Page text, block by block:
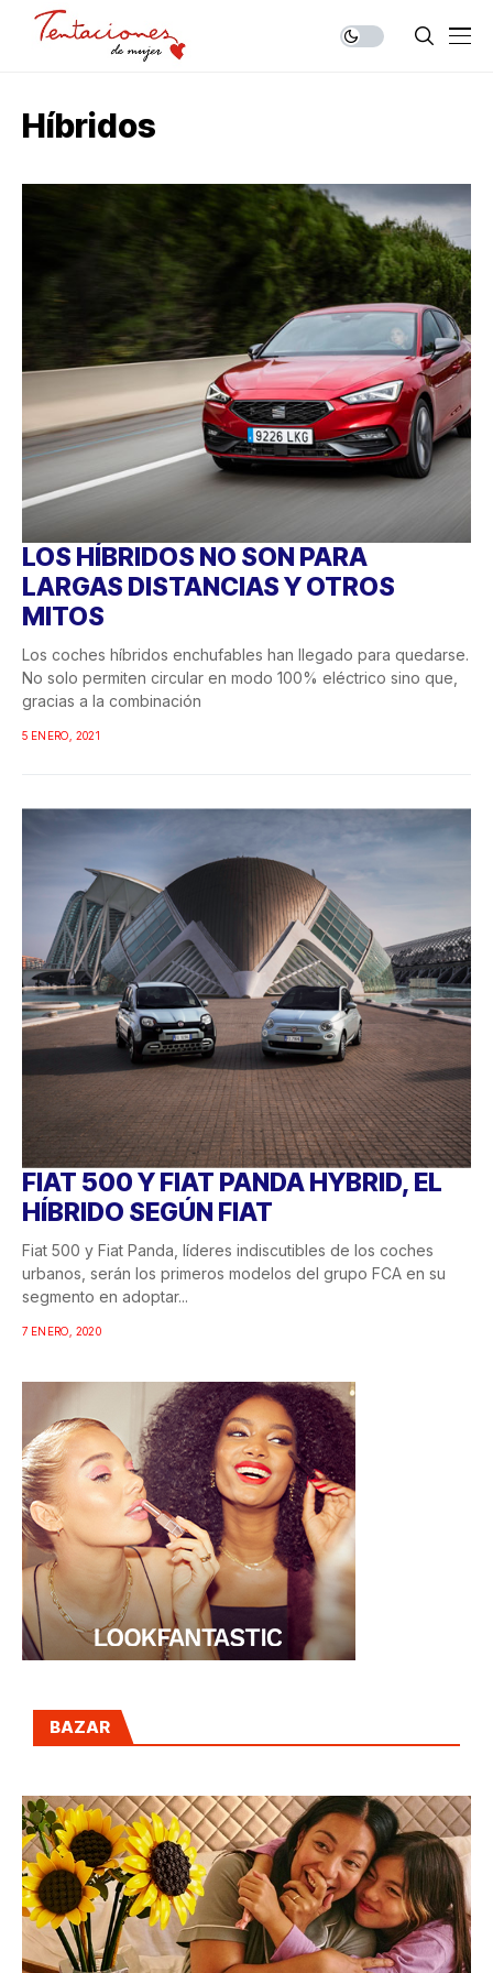
Híbridos
LOS HÍBRIDOS NO SON PARA
LARGAS DISTANCIAS Y OTROS
MITOS
Los coches híbridos enchufables han llegado para quedarse.
No solo permiten circular en modo 100% eléctrico sino que,
gracias a la combinación
5 ENERO, 2021
FIAT 500 Y FIAT PANDA HYBRID, EL
HÍBRIDO SEGÚN FIAT
Fiat 500 y Fiat Panda, líderes indiscutibles de los coches
urbanos, serán los primeros modelos del grupo FCA en su
segmento en adoptar...
7 ENERO, 2020
BAZAR